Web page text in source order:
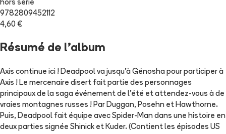
hors série
9782809452112
4,60 €
Résumé de l'album
Axis continue ici ! Deadpool va jusqu'à Génosha pour participer à
Axis ! Le mercenaire disert fait partie des personnages
principaux de la saga événement de l'été et attendez-vous à de
vraies montagnes russes ! Par Duggan, Posehn et Hawthorne.
Puis, Deadpool fait équipe avec Spider-Man dans une histoire en
deux parties signée Shinick et Kuder. (Contient les épisodes US